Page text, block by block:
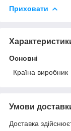
Приховати
Основні
Країна виробник
Умови
Доставка